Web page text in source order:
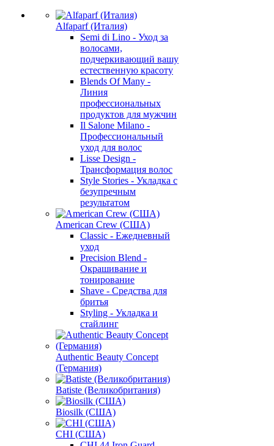
Alfaparf (Италия)
Semi di Lino - Уход за
волосами,
подчеркивающий вашу
естественную красоту
Blends Of Many -
Линия
профессиональных
продуктов для мужчин
Il Salone Milano -
Профессиональный
уход для волос
Lisse Design -
Трансформация волос
Style Stories - Укладка с
безупречным
результатом
American Crew (США)
Classic - Ежедневный
уход
Precision Blend -
Окрашивание и
тонирование
Shave - Средства для
бритья
Styling - Укладка и
стайлинг
Authentic Beauty Concept
(Германия)
Batiste (Великобритания)
Biosilk (США)
CHI (США)